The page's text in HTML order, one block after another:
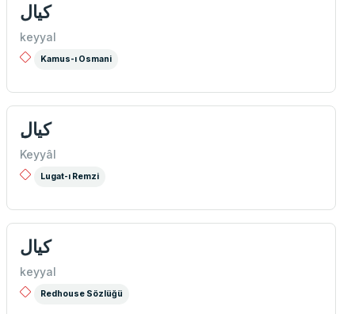
كیال
keyyal
Kamus-ı Osmani
ِكيال
Keyyâl
Lugat-ı Remzi
كیال
keyyal
Redhouse Sözlüğü